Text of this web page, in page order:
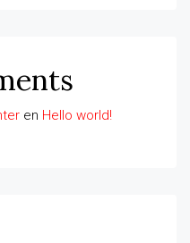
en Hello world!